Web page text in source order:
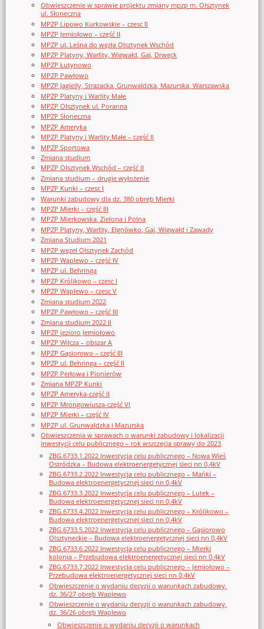
Obwieszczenie w sprawie projektu zmiany mpzp m. Olsztynek
ul. Słoneczna
MPZP Lipowo Kurkowskie – czesc II
MPZP Jemiołowo – część II
MPZP ul. Leśna do węzła Olsztynek Wschód
MPZP Platyny, Warlity, Wigwałd, Gaj, Drwęck
MPZP Łutynowo
MPZP Pawłowo
MPZP Jagielly, Strazacka, Grunwaldzka, Mazurska, Warszawska
MPZP Platyny i Warlity Małe
MPZP Olsztynek ul. Poranna
MPZP Słoneczna
MPZP Ameryka
MPZP Platyny i Warlity Małe – część II
MPZP Sportowa
Zmiana studium
MPZP Olsztynek Wschód – część II
Zmiana studium – drugie wyłożenie
MPZP Kunki – czesc I
Warunki zabudowy dla dz. 380 obręb Mierki
MPZP Mierki – część III
MPZP Mierkowska, Zielona i Polna
MPZP Platyny, Warlity, Elgnówko, Gaj, Wigwałd i Zawady
Zmiana Studium 2021
MPZP węzeł Olsztynek Zachód
MPZP Waplewo – część IV
MPZP ul. Behringa
MPZP Królikowo – czesc I
MPZP Waplewo – czesc V
Zmiana studium 2022
MPZP Pawłowo – część III
Zmiana studium 2022 II
MPZP jezioro Jemiołowo
MPZP Wilcza – obszar A
MPZP Gąsiorowo – część III
MPZP ul. Behringa – część II
MPZP Perłowa i Pionierów
Zmiana MPZP Kunki
MPZP Ameryka-część II
MPZP Mrongowiusza-część VI
MPZP Mierki – część IV
MPZP ul. Grunwaldzka i Mazurska
Obwieszczenia w sprawach o warunki zabudowy i lokalizacji
inwestycji celu publicznego – rok wszczęcia sprawy do 2023
ZBG.6733.1.2022 Inwestycja celu publicznego – Nowa Wieś
Ostródzka – Budowa elektroenergetycznej sieci nn 0,4kV
ZBG.6733.2.2022 Inwestycja celu publicznego – Mańki –
Budowa elektroenergetycznej sieci nn 0,4kV
ZBG.6733.3.2022 Inwestycja celu publicznego – Lutek –
Budowa elektroenergetycznej sieci nn 0,4kV
ZBG.6733.4.2022 Inwestycja celu publicznego – Królikowo –
Budowa elektroenergetycznej sieci nn 0,4kV
ZBG.6733.5.2022 Inwestycja celu publicznego – Gąsiorowo
Olsztyneckie – Budowa elektroenergetycznej sieci nn 0,4kV
ZBG.6733.6.2022 Inwestycja celu publicznego – Mierki
kolonia – Przebudowa elektroenergetycznej sieci nn 0,4kV
ZBG.6733.7.2022 Inwestycja celu publicznego – Jemiołowo –
Przebudowa elektroenergetycznej sieci nn 0,4kV
Obwieszczenie o wydaniu decyzji o warunkach zabudowy,
dz. 36/27 obręb Waplewo
Obwieszczenie o wydaniu decyzji o warunkach zabudowy,
dz. 36/26 obręb Waplewo
Obwieszczenie o wydaniu decyzji o warunkach